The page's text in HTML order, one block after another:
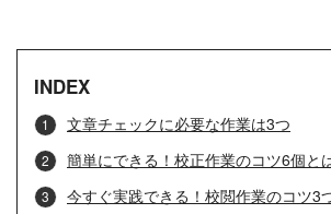
INDEX
文章チェックに必要な作業は3つ
簡単にできる！校正作業のコツ6個と
今すぐ実践できる！校閲作業のコツ3